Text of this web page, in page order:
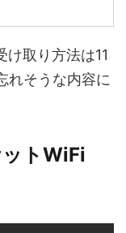
取り方法は11
れそうな内容に
トWiFi